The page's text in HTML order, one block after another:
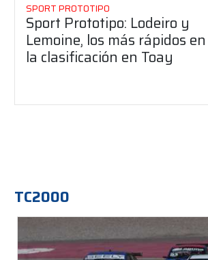
SPORT PROTOTIPO
Sport Prototipo: Lodeiro y
Lemoine, los más rápidos en
la clasificación en Toay
TC2000